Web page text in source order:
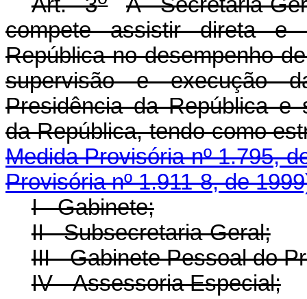
compete assistir direta e
República no desempenho
supervisão e execução
Presidência da República e
da República, tendo
Medida Provisória nº 1.795,
Provisória nº 1.911-8, de
I - Gabinete;
II - Subsecretaria-Geral;
III - Gabinete Pessoal do
IV - Assessoria Especial;